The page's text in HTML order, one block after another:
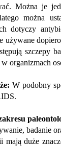
Można je
można
dotyczy
używane
szczepy
organizmach
że:W podobny
badanie
mają duże